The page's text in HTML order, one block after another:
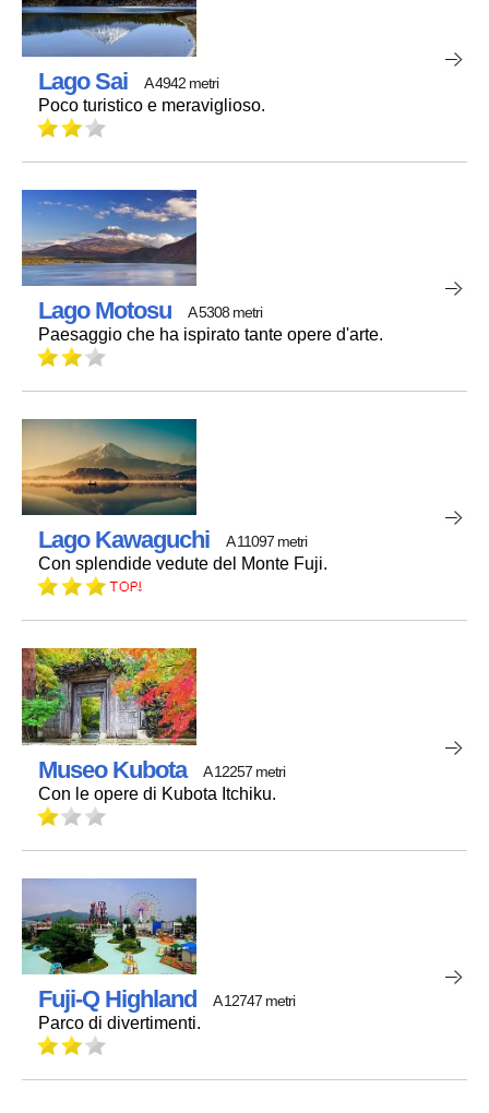
Lago Sai A 4942 metri
Poco turistico e meraviglioso.
Lago Motosu A 5308 metri
Paesaggio che ha ispirato tante opere d'arte.
Lago Kawaguchi A 11097 metri
Con splendide vedute del Monte Fuji.
Museo Kubota A 12257 metri
Con le opere di Kubota Itchiku.
Fuji-Q Highland A 12747 metri
Parco di divertimenti.